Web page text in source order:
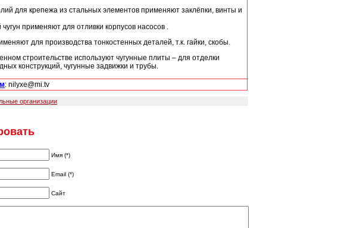
для крепежа из стальных элементов применяют заклёпки, винты и
применяют для отливки корпусов насосов .
для производства тонкостенных деталей, т.к. гайки, скобы.
строительстве используют чугунные плиты – для отделки
конструкций, чугунные задвижки и трубы.
: nilyxe@mi.tv
организации
Имя (*)
Email (*)
Сайт